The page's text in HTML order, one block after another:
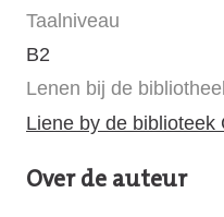
Taalniveau
B2
Lenen bij de
Liene by de biblioteek
Over de auteur